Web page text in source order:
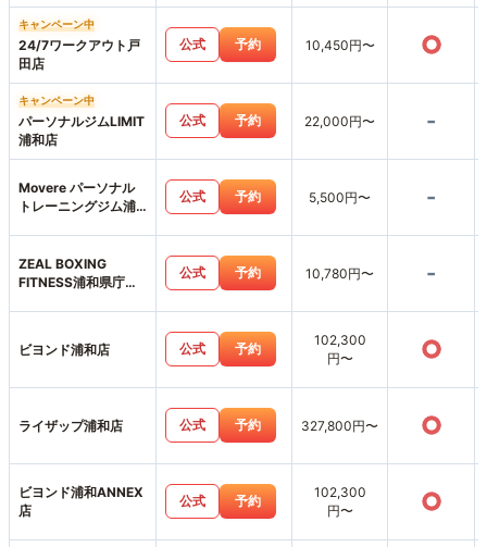
キャンペーン中
24/7ワークアウト戸
田店
公式 予約 10,450円〜 ○
キャンペーン中
パーソナルジムLIMIT
浦和店
公式 予約 22,000円〜 -
Movere パーソナル
トレーニングジム浦
公式 予約 5,500円〜 -
ZEAL BOXING
FITNESS浦和県庁前
公式 予約 10,780円〜 -
ビヨンド浦和店 公式 予約
102,300
円〜
○
ライザップ浦和店 公式 予約 327,800円〜 ○
ビヨンド浦和ANNEX
店
公式 予約
102,300
円〜
○